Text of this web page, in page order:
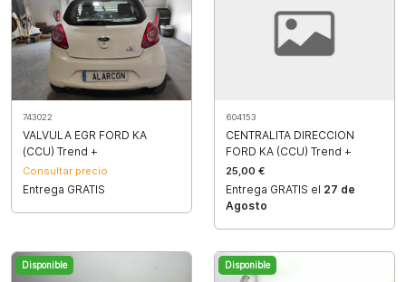
743022
VALVULA EGR FORD KA
(CCU) Trend +
Consultar precio
Entrega GRATIS
604153
CENTRALITA DIRECCION
FORD KA (CCU) Trend +
25,00 €
Entrega GRATIS el 27 de
Agosto
Disponible Disponible